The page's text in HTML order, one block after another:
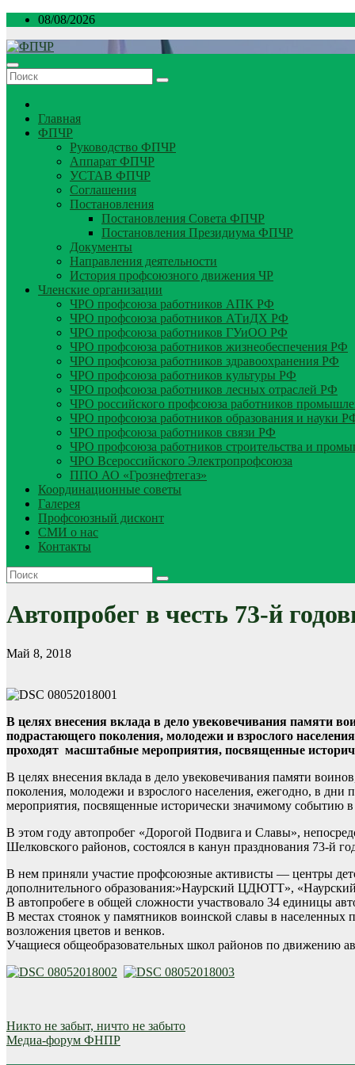
Перейти
содержимому
08/08/2026
Главная
ФПЧР
Руководство ФПЧР
Аппарат ФПЧР
УСТАВ ФПЧР
Соглашения
Постановления
Постановления Совета ФПЧР
Постановления Президиума ФПЧР
Документы
Направления деятельности
История профсоюзного движения ЧР
Членские организации
ЧРО профсоюза работников АПК РФ
ЧРО профсоюза работников АТиДХ РФ
ЧРО профсоюза работников ГУиОО РФ
ЧРО профсоюза работников жизнеобеспечения РФ
ЧРО профсоюза работников здравоохранения РФ
ЧРО профсоюза работников культуры РФ
ЧРО профсоюза работников лесных отраслей РФ
ЧРО российского профсоюза работников
ЧРО профсоюза работников образования и науки
ЧРО профсоюза работников связи РФ
ЧРО профсоюза работников строительства и
ЧРО Всероссийского Электропрофсоюза
ППО АО «Грознефтегаз»
Координационные советы
Галерея
Профсоюзный дисконт
СМИ о нас
Контакты
Автопробег в честь 73-й
Май 8, 2018
В целях внесения вклада в дело увековечивания памяти
подрастающего поколения, молодежи и взрослого
проходят масштабные мероприятия, посвященные
В целях внесения вклада в дело увековечивания памяти
поколения, молодежи и взрослого населения, ежегодно, в
мероприятия, посвященные исторически значимому событию
В этом году автопробег «Дорогой Подвига и Славы»,
Шелковского районов, состоялся в канун празднования 73-й
В нем приняли участие профсоюзные активисты — центры
дополнительного образования:»Наурский ЦДЮТТ»,
В автопробеге в общей сложности участвовало 34 единицы
В местах стоянок у памятников воинской славы в
возложения цветов и венков.
Учащиеся общеобразовательных школ районов по движению
Навигация
по
Никто не забыт, ничто не забыто
Медиа-форум ФНПР